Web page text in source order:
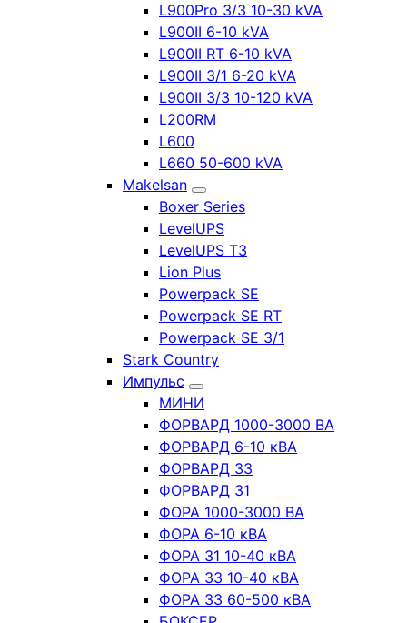
L900Pro 3/3 10-30 kVA
L900II 6-10 kVA
L900II RT 6-10 kVA
L900II 3/1 6-20 kVA
L900II 3/3 10-120 kVA
L200RM
L600
L660 50-600 kVA
Makelsan
Boxer Series
LevelUPS
LevelUPS T3
Lion Plus
Powerpack SE
Powerpack SE RT
Powerpack SE 3/1
Stark Country
Импульс
МИНИ
ФОРВАРД 1000-3000 ВА
ФОРВАРД 6-10 кВА
ФОРВАРД 33
ФОРВАРД 31
ФОРА 1000-3000 ВА
ФОРА 6-10 кВА
ФОРА 31 10-40 кВА
ФОРА 33 10-40 кВА
ФОРА 33 60-500 кВА